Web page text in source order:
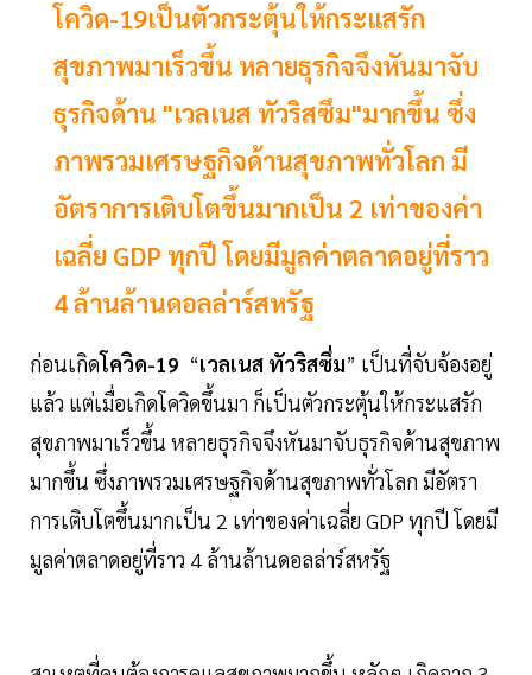
โควิด-19เป็นตัวกระตุ้นให้กระแสรัก
สุขภาพมาเร็วขึ้น หลายธุรกิจจึงหันมาจับ
ธุรกิจด้าน "เวลเนส ทัวริสซึม"มากขึ้น ซึ่ง
ภาพรวมเศรษฐกิจด้านสุขภาพทั่วโลก มี
อัตราการเติบโตขึ้นมากเป็น 2 เท่าของค่า
เฉลี่ย GDP ทุกปี โดยมีมูลค่าตลาดอยู่ที่ราว
4 ล้านล้านดอลล่าร์สหรัฐ
ก่อนเกิดโควิด-19 “เวลเนส ทัวริสซึ่ม” เป็นที่จับจ้องอยู่
แล้ว แต่เมื่อเกิดโควิดขึ้นมา ก็เป็นตัวกระตุ้นให้กระแสรัก
สุขภาพมาเร็วขึ้น หลายธุรกิจจึงหันมาจับธุรกิจด้านสุขภาพ
มากขึ้น ซึ่งภาพรวมเศรษฐกิจด้านสุขภาพทั่วโลก มีอัตรา
การเติบโตขึ้นมากเป็น 2 เท่าของค่าเฉลี่ย GDP ทุกปี โดยมี
มูลค่าตลาดอยู่ที่ราว 4 ล้านล้านดอลล่าร์สหรัฐ